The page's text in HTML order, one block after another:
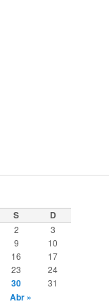
S D
2
3
9
10
16
17
23
24
30 31
Abr »